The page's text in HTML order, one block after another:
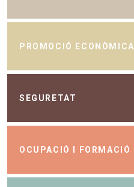
PROMOCIÓ ECONÒMICA
SEGURETAT
OCUPACIÓ I FORMACIÓ